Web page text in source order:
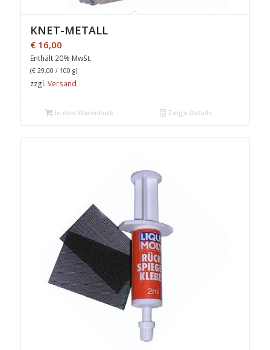
KNET-METALL
€16,00
Enthält 20% MwSt.
(€29,00 / 100 g)
zzgl. Versand
In den Warenkorb Zeige Details